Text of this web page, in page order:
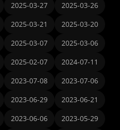
2025-03-27
2025-03-26
2025-03-21
2025-03-20
2025-03-07
2025-03-06
2025-02-07
2024-07-11
2023-07-08
2023-07-06
2023-06-29
2023-06-21
2023-06-06
2023-05-29